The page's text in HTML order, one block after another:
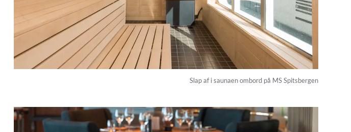
Slap af i saunaen ombord på MS Spitsbergen